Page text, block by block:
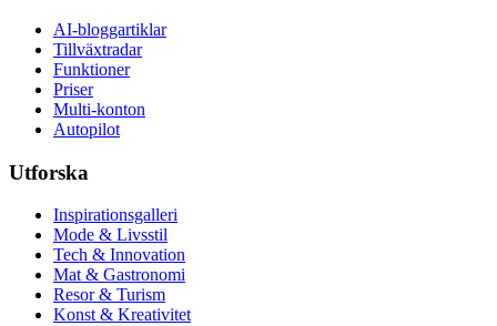
AI-bloggartiklar
Tillväxtradar
Funktioner
Priser
Multi-konton
Autopilot
Utforska
Inspirationsgalleri
Mode & Livsstil
Tech & Innovation
Mat & Gastronomi
Resor & Turism
Konst & Kreativitet